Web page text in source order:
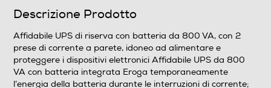
Informazioni sulla sicurezza del prodotto
Clicca qui
Descrizione Prodotto
Affidabile UPS di riserva con batteria da 800 VA, con 2
prese di corrente a parete, idoneo ad alimentare e
proteggere i dispositivi elettronici Affidabile UPS da 800
VA con batteria integrata Eroga temporaneamente
l’energia della batteria durante le interruzioni di corrente;